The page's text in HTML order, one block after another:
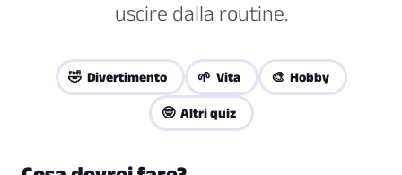
uscire dalla routine.
🤣 Divertimento 🌱 Vita 🎨 Hobby
🤓 Altri quiz